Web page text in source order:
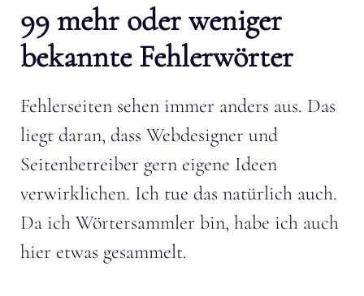
99 mehr oder weniger
bekannte Fehlerwörter
Fehlerseiten sehen immer anders aus. Das
liegt daran, dass Webdesigner und
Seitenbetreiber gern eigene Ideen
verwirklichen. Ich tue das natürlich auch.
Da ich Wörtersammler bin, habe ich auch
hier etwas gesammelt.